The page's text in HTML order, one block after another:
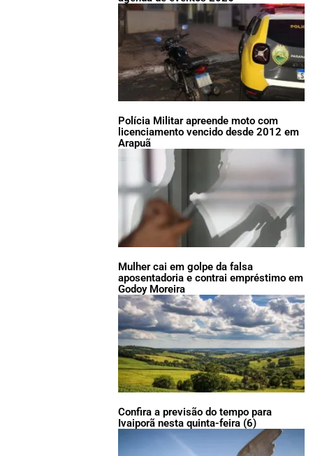
Polícia Militar apreende moto com
licenciamento vencido desde 2012 em
Arapuã
Mulher cai em golpe da falsa
aposentadoria e contrai empréstimo em
Godoy Moreira
Confira a previsão do tempo para
Ivaiporã nesta quinta-feira (6)